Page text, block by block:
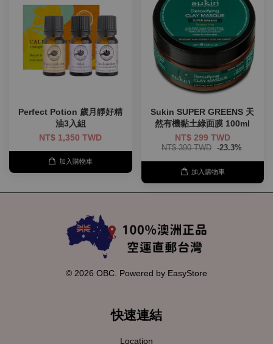
Perfect Potion 歲月靜好精
油3入組
NT$ 1,350 TWD
加入購物車
Sukin SUPER GREENS 天
然有機黏土綠面膜 100ml
NT$ 299 TWD
NT$ 390 TWD -23.3%
加入購物車
© 2026 OBC. Powered by EasyStore
快速連結
Location